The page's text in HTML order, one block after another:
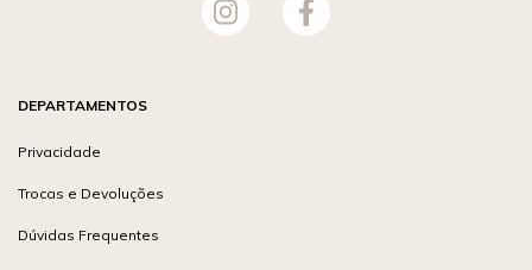
DEPARTAMENTOS
Privacidade
Trocas e Devoluções
Dúvidas Frequentes